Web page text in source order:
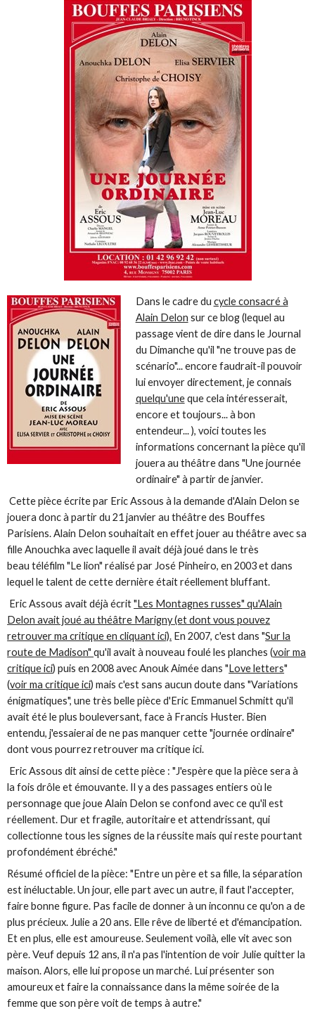
Dans le cadre du cycle consacré à
Alain Delon sur ce blog (lequel au
passage vient de dire dans le Journal
du Dimanche qu'il "ne trouve pas de
scénario"... encore faudrait-il pouvoir
lui envoyer directement, je connais
quelqu'uneque cela intéresserait,
encore et toujours... à bon
entendeur... ), voici toutes les
informations concernant la pièce qu'il
jouera au théâtre dans "Une journée
ordinaire" à partir de janvier.
Cette pièce écrite par Eric Assous à la demande d'Alain Delon se
jouera donc à partir du 21 janvier au théâtre des Bouffes
Parisiens. Alain Delon souhaitait en effet jouer au théâtre avec sa
fille Anouchka avec laquelle il avait déjà joué dans le très
beau téléfilm "Le lion" réalisé par José Pinheiro, en 2003 et dans
lequel le talent de cette dernière était réellement bluffant.
Eric Assous avait déjà écrit"Les Montagnes russes" qu'Alain
Delon avait joué au théâtre Marigny (et dont vous pouvez
retrouver ma critique en cliquant ici). En 2007, c'est dans "Sur la
route de Madison"qu'il avait à nouveau foulé les planches (voir ma
critique ici) puis en 2008 avec Anouk Aimée dans "Love letters"
(voir ma critique ici) mais c'est sans aucun doute dans "Variations
énigmatiques", une très belle pièce d'Eric Emmanuel Schmitt qu'il
avait été le plus bouleversant, face à Francis Huster. Bien
entendu, j'essaierai de ne pas manquer cette "journée ordinaire"
dont vous pourrez retrouver ma critique ici.
Eric Assous dit ainsi de cette pièce : "J'espère que la pièce sera à
la fois drôle et émouvante. Il y a des passages entiers où le
personnage que joue Alain Delon se confond avec ce qu'il est
réellement. Dur et fragile, autoritaire et attendrissant, qui
collectionne tous les signes de la réussite mais qui reste pourtant
profondément ébréché."
Résumé officiel de la pièce: "Entre un père et sa fille, la séparation
est inéluctable. Un jour, elle part avec un autre, il faut l'accepter,
faire bonne figure. Pas facile de donner à un inconnu ce qu'on a de
plus précieux. Julie a 20 ans. Elle rêve de liberté et d'émancipation.
Et en plus, elle est amoureuse. Seulement voilà, elle vit avec son
père. Veufdepuis 12 ans, il n'a pas l'intention de voir Julie quitter la
maison. Alors, elle lui propose un marché. Lui présenter son
amoureux et faire la connaissance dans la même soirée de la
femme que son père voit de temps à autre."